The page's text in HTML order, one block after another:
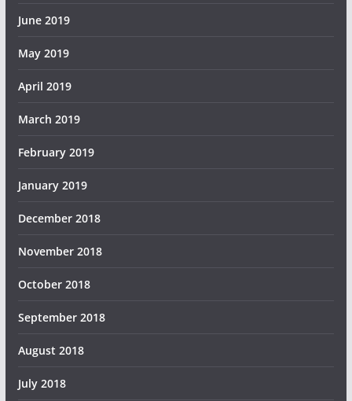
June 2019
May 2019
April 2019
March 2019
February 2019
January 2019
December 2018
November 2018
October 2018
September 2018
August 2018
July 2018